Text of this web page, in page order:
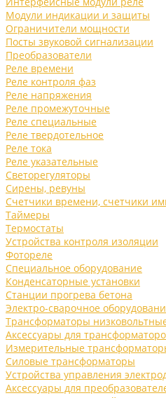
Модули индикации и защиты
Ограничители мощности
Посты звуковой сигнализации
Преобразователи
Реле времени
Реле контроля фаз
Реле напряжения
Реле промежуточные
Реле специальные
Реле твердотельное
Реле тока
Реле указательные
Светорегуляторы
Сирены, ревуны
Счетчики времени, счетчики
Таймеры
Термостаты
Устройства контроля изоляции
Фотореле
Специальное оборудование
Конденсаторные установки
Станции прогрева бетона
Электро-сварочное
Трансформаторы
Аксессуары для
Измерительные
Силовые трансформаторы
Устройства управления
Аксессуары для